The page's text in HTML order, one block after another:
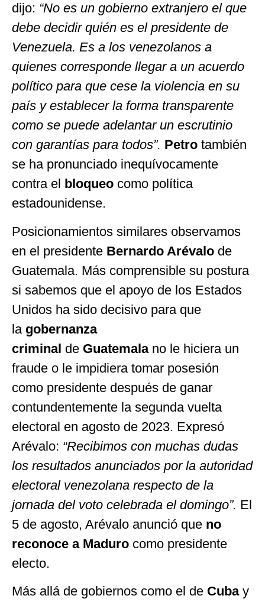
dijo: “No es un gobierno extranjero el que
debe decidir quién es el presidente de
Venezuela. Es a los venezolanos a
quienes corresponde llegar a un acuerdo
político para que cese la violencia en su
país y establecer la forma transparente
como se puede adelantar un escrutinio
con garantías para todos”. Petro también
se ha pronunciado inequívocamente
contra el bloqueo como política
estadounidense.
Posicionamientos similares observamos
en el presidente Bernardo Arévalo de
Guatemala. Más comprensible su postura
si sabemos que el apoyo de los Estados
Unidos ha sido decisivo para que
la gobernanza
criminal de Guatemala no le hiciera un
fraude o le impidiera tomar posesión
como presidente después de ganar
contundentemente la segunda vuelta
electoral en agosto de 2023. Expresó
Arévalo: “Recibimos con muchas dudas
los resultados anunciados por la autoridad
electoral venezolana respecto de la
jornada del voto celebrada el domingo”. El
5 de agosto, Arévalo anunció que no
reconoce a Maduro como presidente
electo.
Más allá de gobiernos como el de Cubay